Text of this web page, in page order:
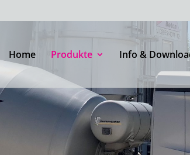
Home Produkte Info &